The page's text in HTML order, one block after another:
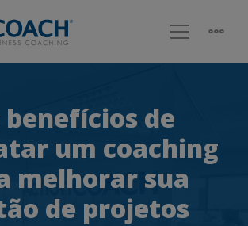
benefícios de
um coaching
melhorar sua
de projetos